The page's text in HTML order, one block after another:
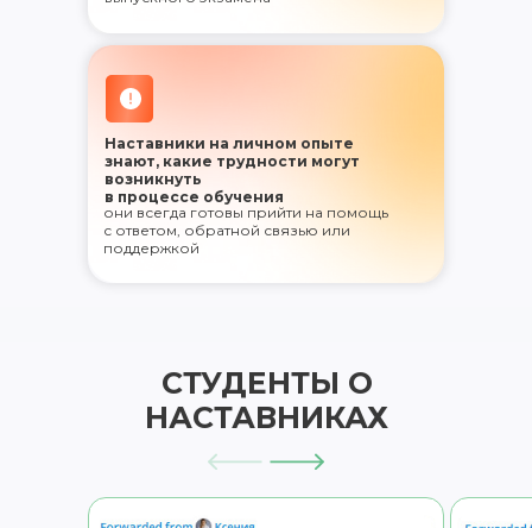
Наставники на личном опыте
знают, какие трудности могут
возникнуть
в процессе обучения
они всегда готовы прийти на помощь
с ответом, обратной связью или
поддержкой
СТУДЕНТЫ О
НАСТАВНИКАХ